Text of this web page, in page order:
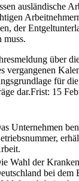
ausländische
der
muss.
über
vergangenen
für
dar.Frist: 15
Unternehmen
Wahl der
bei dem